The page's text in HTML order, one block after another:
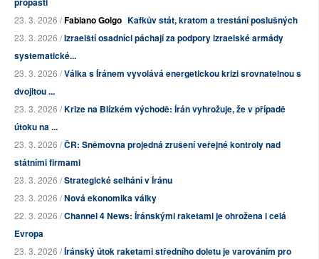
23. 3. 2026 /Fabiano Golgo Kafkův stát, kratom a trestání poslušných
23. 3. 2026 /Izraelští osadníci páchají za podpory izraelské armády
systematické...
23. 3. 2026 /Válka s Íránem vyvolává energetickou krizi srovnatelnou s
dvojitou ...
23. 3. 2026 /Krize na Blízkém východě: Írán vyhrožuje, že v případě
útoku na ...
23. 3. 2026 /ČR: Sněmovna projedná zrušení veřejné kontroly nad
státními firmami
23. 3. 2026 /Strategické selhání v Íránu
23. 3. 2026 /Nová ekonomika války
22. 3. 2026 /Channel 4 News: Íránskými raketami je ohrožena i celá
Evropa
23. 3. 2026 /Íránský útok raketami středního doletu je varováním pro